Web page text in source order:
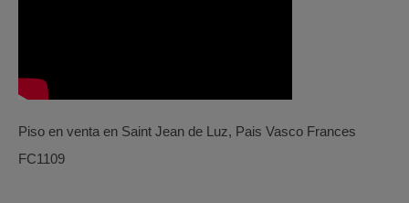
Piso en venta en Saint Jean de Luz, Pais Vasco Frances
FC1109